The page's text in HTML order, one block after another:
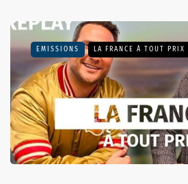
EMISSIONS LA FRANCE À TOUT PRIX